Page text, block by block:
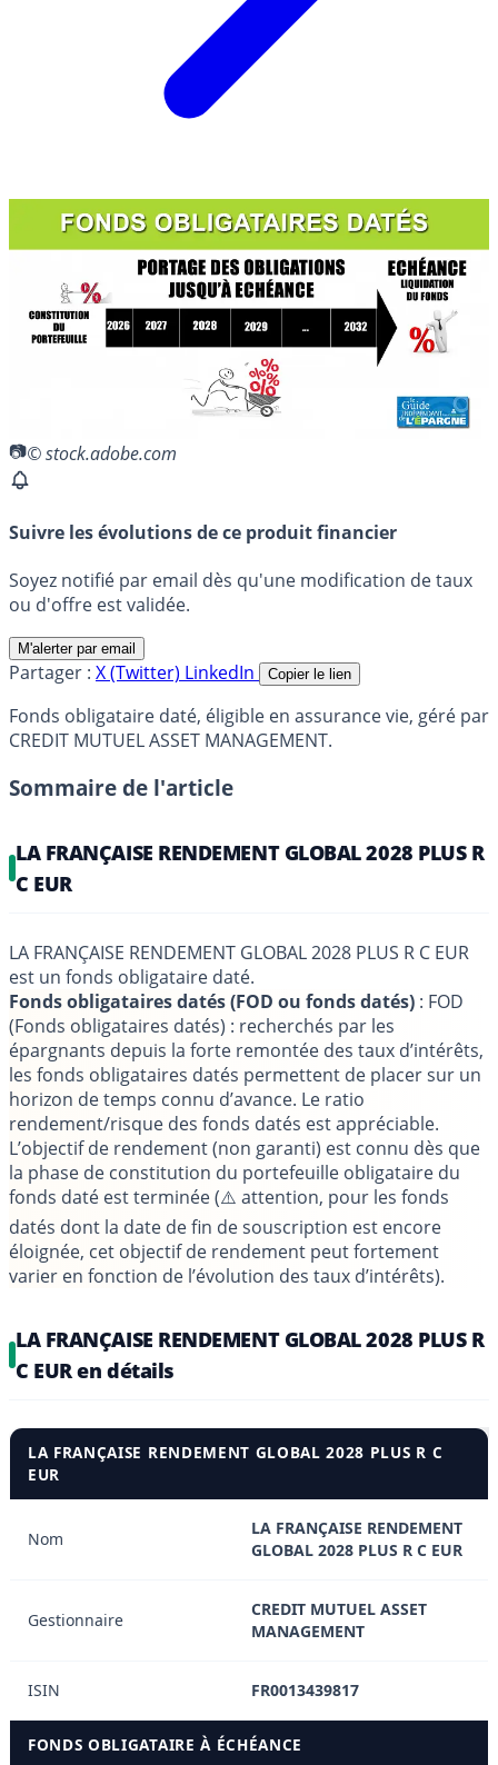
© stock.adobe.com
Suivre les évolutions de ce produit financier
Soyez notifié par email dès qu'une modification de taux
ou d'offre est validée.
M'alerter par email
Partager : X (Twitter) LinkedIn Copier le lien
Fonds obligataire daté, éligible en assurance vie, géré par
CREDIT MUTUEL ASSET MANAGEMENT.
Sommaire de l'article
LA FRANÇAISE RENDEMENT GLOBAL 2028 PLUS R
C EUR
LA FRANÇAISE RENDEMENT GLOBAL 2028 PLUS R C EUR
est un fonds obligataire daté.
Fonds obligataires datés (FOD ou fonds datés) : FOD
(Fonds obligataires datés) : recherchés par les
épargnants depuis la forte remontée des taux d’intérêts,
les fonds obligataires datés permettent de placer sur un
horizon de temps connu d’avance. Le ratio
rendement/risque des fonds datés est appréciable.
L’objectif de rendement (non garanti) est connu dès que
la phase de constitution du portefeuille obligataire du
fonds daté est terminée (⚠️ attention, pour les fonds
datés dont la date de fin de souscription est encore
éloignée, cet objectif de rendement peut fortement
varier en fonction de l’évolution des taux d’intérêts).
LA FRANÇAISE RENDEMENT GLOBAL 2028 PLUS R
C EUR en détails
LA FRANÇAISE RENDEMENT GLOBAL 2028 PLUS R C
EUR
Nom
LA FRANÇAISE RENDEMENT
GLOBAL 2028 PLUS R C EUR
Gestionnaire
CREDIT MUTUEL ASSET
MANAGEMENT
ISIN FR0013439817
FONDS OBLIGATAIRE À ÉCHÉANCE